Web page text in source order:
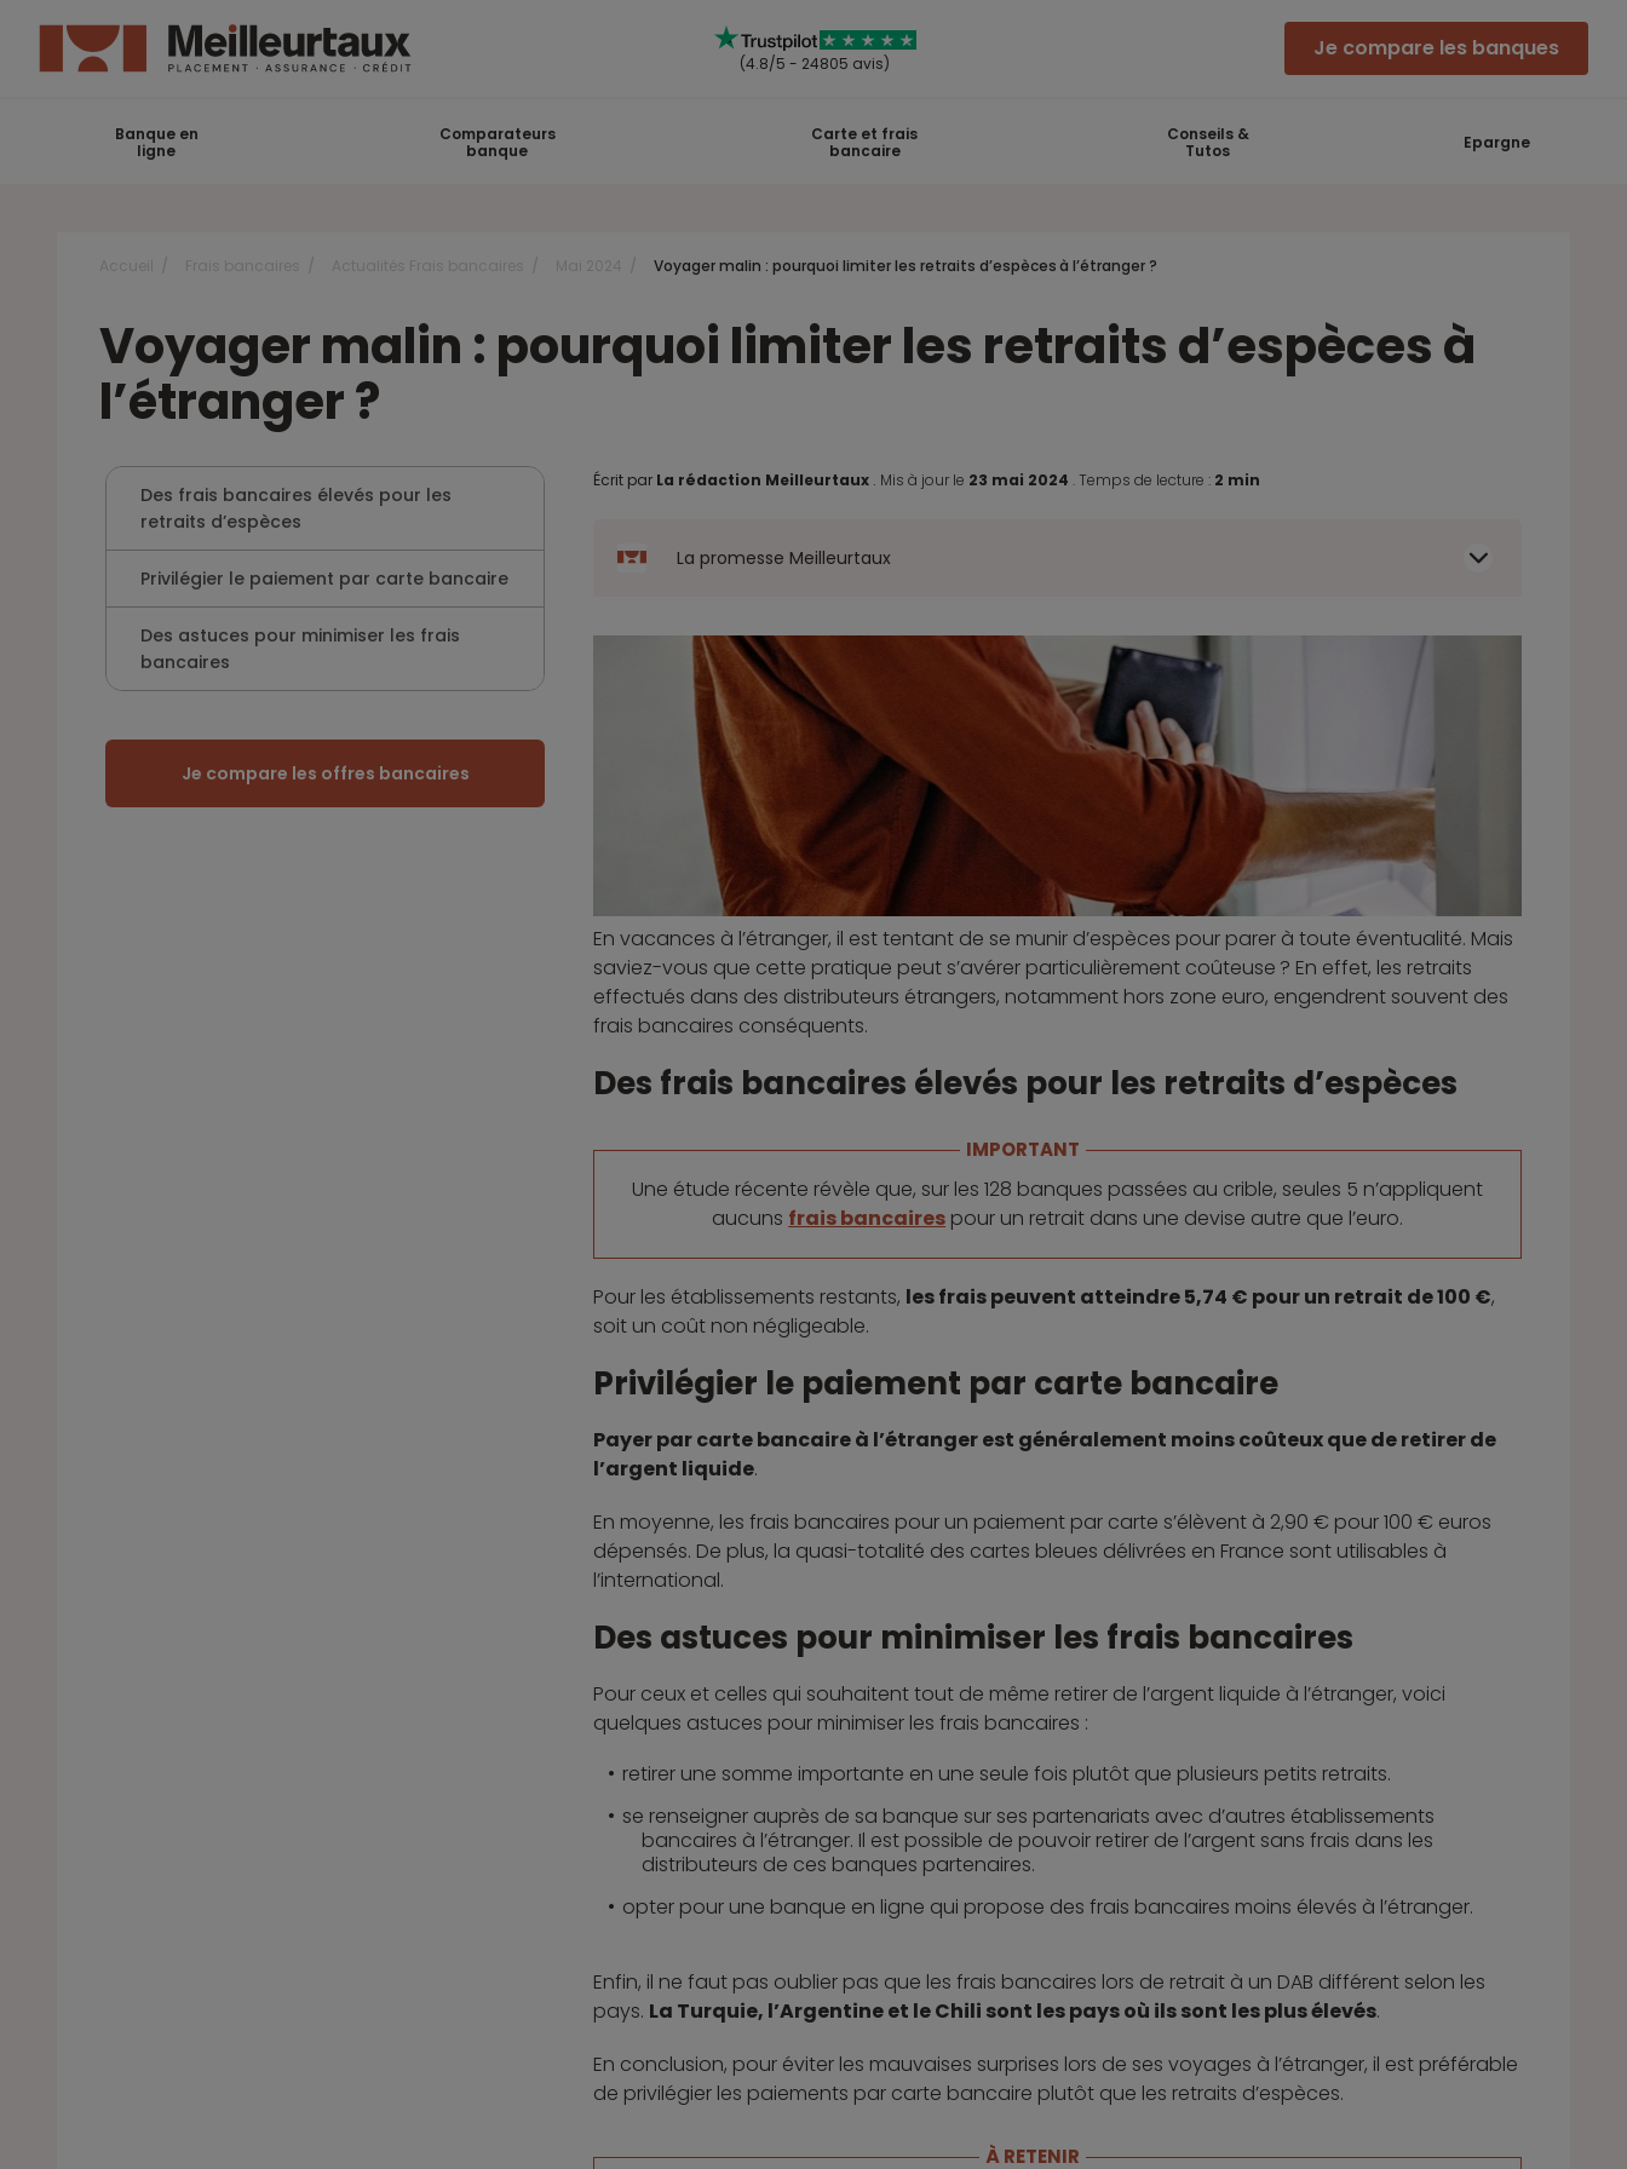
(4.8/5 - 24805 avis)
Je compare les banques
Banque en
ligne
Comparateurs
banque
Carte et frais
bancaire
Conseils &
Tutos
Epargne
Voyager malin : pourquoi limiter les retraits d’espèces à l’étranger ?
Voyager malin : pourquoi limiter les retraits d’espèces à
l’étranger ?
Des frais bancaires élevés pour les
retraits d’espèces
Privilégier le paiement par carte bancaire
Des astuces pour minimiser les frais
bancaires
Je compare les offres bancaires
Écrit par La rédaction Meilleurtaux . Mis à jour le 23 mai 2024. Temps de lecture : 2 min
La promesse Meilleurtaux
En vacances à l’étranger, il est tentant de se munir d’espèces pour parer à toute éventualité. Mais
saviez-vous que cette pratique peut s’avérer particulièrement coûteuse ? En effet, les retraits
effectués dans des distributeurs étrangers, notamment hors zone euro, engendrent souvent des
frais bancaires conséquents.
Des frais bancaires élevés pour les retraits d’espèces
IMPORTANT
Une étude récente révèle que, sur les 128 banques passées au crible, seules 5 n’appliquent
aucuns frais bancaires pour un retrait dans une devise autre que l’euro.
Pour les établissements restants, les frais peuvent atteindre 5,74 € pour un retrait de 100 €,
soit un coût non négligeable.
Privilégier le paiement par carte bancaire
Payer par carte bancaire à l’étranger est généralement moins coûteux que de retirer de
l’argent liquide.
En moyenne, les frais bancaires pour un paiement par carte s’élèvent à 2,90 € pour 100 € euros
dépensés. De plus, la quasi-totalité des cartes bleues délivrées en France sont utilisables à
l’international.
Des astuces pour minimiser les frais bancaires
Pour ceux et celles qui souhaitent tout de même retirer de l’argent liquide à l’étranger, voici
quelques astuces pour minimiser les frais bancaires :
retirer une somme importante en une seule fois plutôt que plusieurs petits retraits.
se renseigner auprès de sa banque sur ses partenariats avec d’autres établissements
bancaires à l’étranger. Il est possible de pouvoir retirer de l’argent sans frais dans les
distributeurs de ces banques partenaires.
opter pour une banque en ligne qui propose des frais bancaires moins élevés à l’étranger.
Enfin, il ne faut pas oublier pas que les frais bancaires lors de retrait à un DAB différent selon les
pays. La Turquie, l’Argentine et le Chili sont les pays où ils sont les plus élevés.
En conclusion, pour éviter les mauvaises surprises lors de ses voyages à l’étranger, il est préférable
de privilégier les paiements par carte bancaire plutôt que les retraits d’espèces.
À RETENIR